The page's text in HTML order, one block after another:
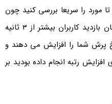
مورد را سریعا بررسی کنید چون
اگر سرعت لود شدن صفحات در زمان بازدید کاربران بیشتر از 3 ثانیه
پرش شما را افزایش می دهند و
رتبه انجام داده بودید بر